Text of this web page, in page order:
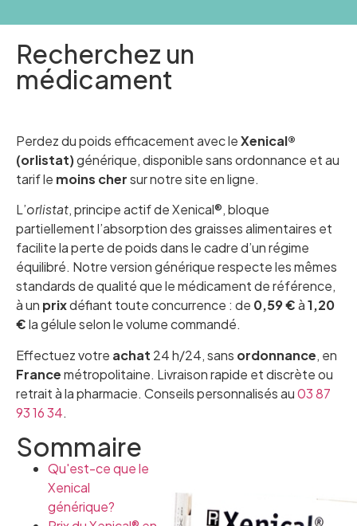
Recherchez un
médicament
Perdez du poids efficacement avec leXenical®
(orlistat)générique, disponible sans ordonnance et au
tarif le moins chersur notre site en ligne.
L’orlistat, principe actif de Xenical®, bloque
partiellement l’absorption des graisses alimentaires et
facilite la perte de poids dans le cadre d’un régime
équilibré. Notre version générique respecte les mêmes
standards de qualité que le médicament de référence,
à un prixdéfiant toute concurrence : de 0,59 €à1,20
€la gélule selon le volume commandé.
Effectuez votre achat 24 h/24, sans ordonnance, en
Francemétropolitaine. Livraison rapide et discrète ou
retrait à la pharmacie. Conseils personnalisés au03 87
93 16 34.
Sommaire
Qu'est-ce que le
Xenical
générique?